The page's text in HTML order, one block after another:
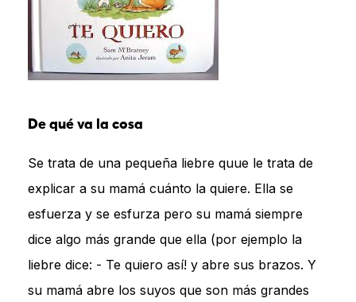
De qué va la cosa
Se trata de una pequeña liebre quue le trata de
explicar a su mamá cuánto la quiere. Ella se
esfuerza y se esfurza pero su mamá siempre
dice algo más grande que ella (por ejemplo la
liebre dice: - Te quiero así! y abre sus brazos. Y
su mamá abre los suyos que son más grandes